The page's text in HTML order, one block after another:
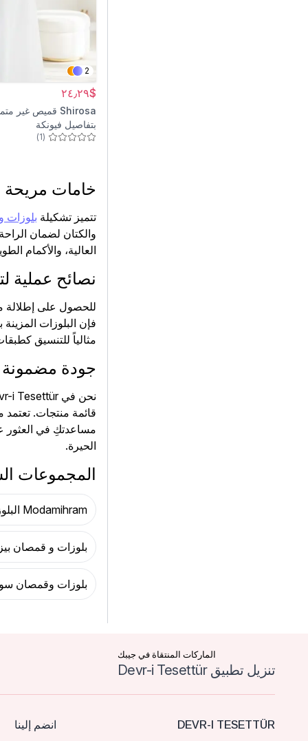
2
$٢٤٫٢٩
Shirosa قميص غير
بتفاصيل فيونكة
(
1
)
خامات مريحة
تتميز تشكيلة
والكتان لضمان
العالية، والأكمام
نصائح عملية
للحصول على إطلالة
فإن البلوزات
مثالياً للتنسيق
جودة
قائمة منتجات.
مساعدتكِ في العثور
الحيرة.
المجموعات
Modamihram البلوزات و القمصان
بلوزات و قمصان
بلوزات وقمصان
الماركات المنتقاة في جيبك
تنزيل تطبيق Devr-i Tesettür
DEVR-I TESETTÜR انضم إلينا